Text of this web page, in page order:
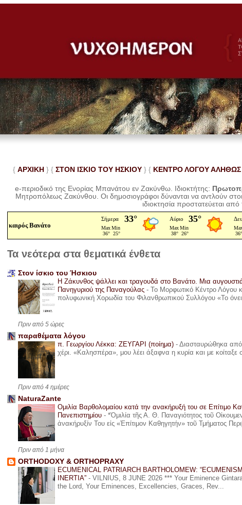
{ ΑΡΧΙΚΗ } { ΣΤΟΝ ΙΣΚΙΟ ΤΟΥ ΗΣΚΙΟΥ } { ΚΕΝΤΡΟ ΛΟΓΟΥ ΑΛΗΘΩΣ
e-περιοδικό της Ενορίας Μπανάτου εν Ζακύνθω. Ιδιοκτήτης:
Μητροπόλεως Ζακύνθου.Οι δημοσιογράφοι δύνανται να αντλούν
ιδιοκτησία προστατεύεται
καιρός Βανάτο
Τα νεότερα στα θεματικά ένθετα
Στον ίσκιο του Ήσκιου
Η Ζάκυνθος ψάλλει και τραγουδά στο Βανάτο. Μια
Πανηγυριού της Παναγούλας - Το Μορφωτικό Κέντρο Λόγου
πολυφωνική Χορωδία του Φιλανθρωπικού Συλλόγου «Το
Πριν από 5 ώρες
παραθέματα λόγου
π. Γεωργίου Λέκκα: ΖΕΥΓΑΡΙ (ποίημα) - Διασταυρώθηκα
χέρι. «Καλησπέρα», μου λέει άξαφνα η κυρία και με
Πριν από 4 ημέρες
NaturaZante
Ομιλία Βαρθολομαίου κατά την ανακήρυξή του σε Επίτιμο
Πανεπιστημίου - *Ὁμιλία τῆς Α. Θ. Παναγιότητος τοῦ
ἀνακήρυξίν Του εἰς «Ἐπίτιμον Καθηγητήν» τοῦ Τμήματος
Πριν από 1 μήνα
ORTHODOXY & ORTHOPRAXY
ECUMENICAL PATRIARCH BARTHOLOMEW:
INERTIA” - VILNIUS, 8 JUNE 2026 *** Your Eminence
the Lord, Your Eminences, Excellencies, Graces, Rev...